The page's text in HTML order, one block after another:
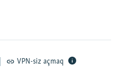
VPN-siz açmaq